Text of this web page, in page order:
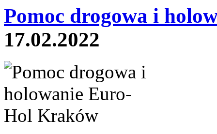
Pomoc drogowa i
17.02.2022